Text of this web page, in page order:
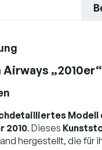
Modell
2010. Dieses
hergestellt, die für